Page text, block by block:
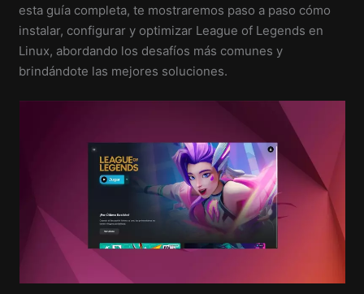
esta guía completa, te mostraremos paso a paso cómo
instalar, configurar y optimizar League of Legends en
Linux, abordando los desafíos más comunes y
brindándote las mejores soluciones.